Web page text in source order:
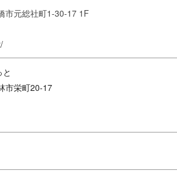
元総社町1-30-17 1F
市栄町20-17